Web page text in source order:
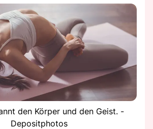
den Körper und den Geist. -
Depositphotos